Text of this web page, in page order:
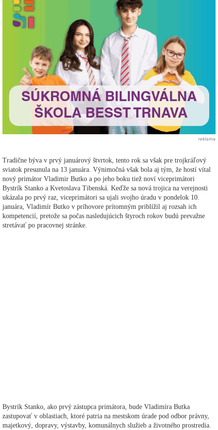
reklama
Tradične býva v prvý januárový štvrtok, tento rok sa však pre trojkráľový
sviatok presunula na 13 januára. Výnimočná však bola aj tým, že hostí vítal
nový primátor Vladimir Butko a po jeho boku tiež noví viceprimátori
Bystrík Stanko a Kvetoslava Tibenská. Keďže sa nová trojica na verejnosti
ukázala po prvý raz, viceprimátori sa ujali svojho úradu v pondelok 10.
januára, Vladimír Butko v príhovore prítomným priblížil aj rozsah ich
kompetencií, pretože sa počas nasledujúcich štyroch rokov budú prevažne
stretávať po pracovnej stránke.
Bystrík Stanko, ako prvý zástupca primátora, bude Vladimíra Butka
zastupovať v oblastiach, ktoré patria na mestskom úrade pod odbor právny,
majetkový, dopravy, výstavby, komunálnych služieb a životného prostredia.